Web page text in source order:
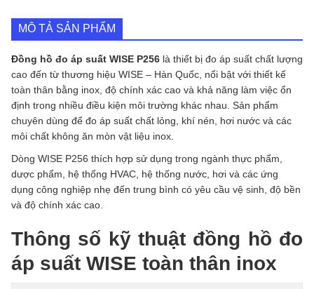
Toàn
Thân
Inox
số
lượng
MÔ TẢ SẢN PHẨM
Đồng hồ đo áp suất WISE P256 là thiết bị đo áp suất chất lượng
cao đến từ thương hiệu WISE – Hàn Quốc, nổi bật với thiết kế
toàn thân bằng inox, độ chính xác cao và khả năng làm việc ổn
định trong nhiều điều kiện môi trường khác nhau. Sản phẩm
chuyên dùng để đo áp suất chất lỏng, khí nén, hơi nước và các
môi chất không ăn mòn vật liệu inox.
Dòng WISE P256 thích hợp sử dụng trong ngành thực phẩm,
dược phẩm, hệ thống HVAC, hệ thống nước, hơi và các ứng
dụng công nghiệp nhẹ đến trung bình có yêu cầu vệ sinh, độ bền
và độ chính xác cao.
Thông số kỹ thuật đồng hồ đo
áp suất WISE toàn thân inox